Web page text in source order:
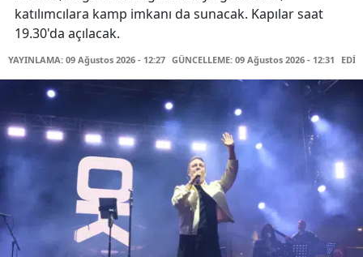
katılımcılara kamp imkanı da sunacak. Kapılar saat
19.30'da açılacak.
YAYINLAMA: 09 Ağustos 2026 - 12:27 GÜNCELLEME: 09 Ağustos 2026 - 12:31